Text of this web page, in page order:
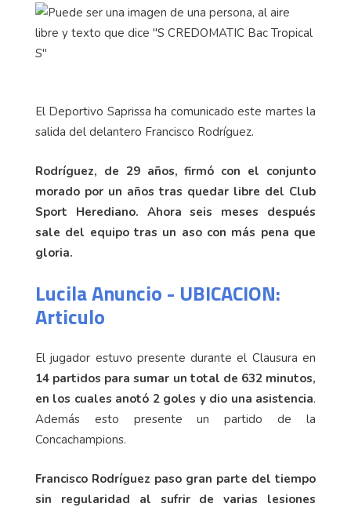
El Deportivo Saprissa ha comunicado este martes la
salida del delantero Francisco Rodríguez.
Rodríguez, de 29 años, firmó con el conjunto
morado por un años tras quedar libre del Club
Sport Herediano. Ahora seis meses después
sale del equipo tras un aso con más pena que
gloria.
Lucila Anuncio - UBICACION:
Articulo
El jugador estuvo presente durante el Clausura en
14 partidos para sumar un total de 632 minutos,
en los cuales anotó 2 goles y dio una asistencia.
Además esto presente un partido de la
Concachampions.
Francisco Rodríguez paso gran parte del tiempo
sin regularidad al sufrir de varias lesiones